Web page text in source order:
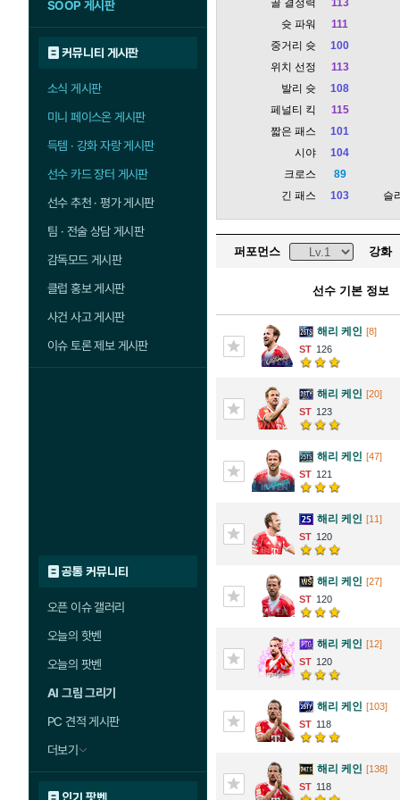
SOOP 게시판
커뮤니티 게시판
소식 게시판
미니 페이스온 게시판
득템 · 강화 자랑 게시판
선수 카드 장터 게시판
선수 추천 · 평가 게시판
팀 · 전술 상담 게시판
감독모드 게시판
클럽 홍보 게시판
사건 사고 게시판
이슈 토론 제보 게시판
공통 커뮤니티
오픈 이슈 갤러리
오늘의 핫벤
오늘의 팟벤
AI 그림 그리기
PC 견적 게시판
더보기
인기 팟벤
슛 파워
111
중거리 슛
100
위치 선정
113
발리 슛
108
페널티 킥
115
짧은 패스
101
시야
104
크로스
89
긴 패스
103 슬
퍼포먼스 강화
선수 기본 정보
해리 케인 [8]
126
해리 케인 [20]
123
해리 케인 [47]
121
해리 케인 [11]
120
해리 케인 [27]
120
해리 케인 [12]
120
해리 케인 [103]
118
해리 케인 [138]
118